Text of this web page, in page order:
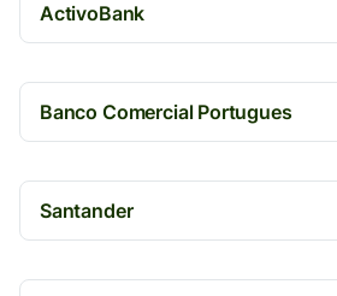
ActivoBank
Banco Comercial Portugues
Santander